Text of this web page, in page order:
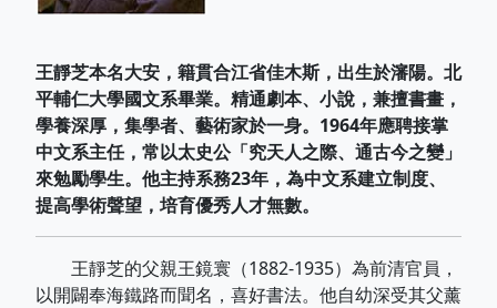
王靜芝本名大安，籍貫合江省佳木斯，出生於瀋陽。北
平輔仁大學國文系畢業。精通劇本、小說，兼擅書畫，
學養深厚，集學者、藝術家於一身。1964年應聘接掌
中文系主任，常以太史公「究天人之際、通古今之變」
來勉勵學生。他主持系務23年，為中文系建立制度、
提高學術聲望，培育優秀人才無數。
王靜芝的父親王鏡寰（1882-1935）為前清官員，
以開闢奉海鐵路而聞名，喜好書法。他自幼深受其父薰